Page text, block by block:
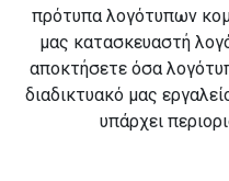
πρότυπα λογότυπων
μας κατασκευαστή
αποκτήσετε όσα
διαδικτυακό μας
υπάρχει